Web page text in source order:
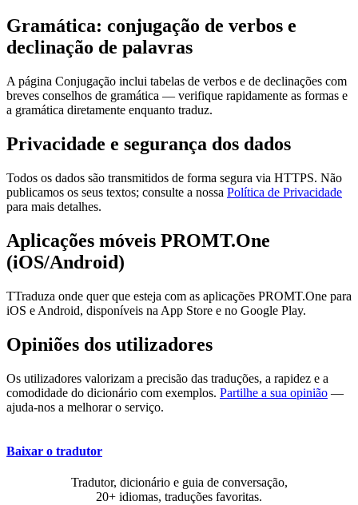
Gramática: conjugação de verbos e
declinação de palavras
A página Conjugação inclui tabelas de verbos e de declinações com
breves conselhos de gramática — verifique rapidamente as formas e
a gramática diretamente enquanto traduz.
Privacidade e segurança dos dados
Todos os dados são transmitidos de forma segura via HTTPS. Não
publicamos os seus textos; consulte a nossa Política de Privacidade
para mais detalhes.
Aplicações móveis PROMT.One
(iOS/Android)
TTraduza onde quer que esteja com as aplicações PROMT.One para
iOS e Android, disponíveis na App Store e no Google Play.
Opiniões dos utilizadores
Os utilizadores valorizam a precisão das traduções, a rapidez e a
comodidade do dicionário com exemplos. Partilhe a sua opinião —
ajuda-nos a melhorar o serviço.
Baixar o tradutor
Tradutor, dicionário e guia de conversação,
20+ idiomas, traduções favoritas.